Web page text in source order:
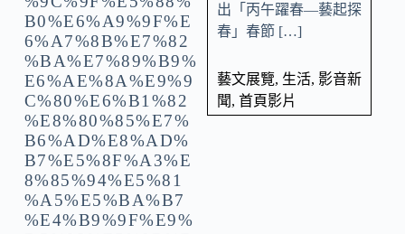
出「丙午躍春—藝起探
春」春節 […]
藝文展覽, 生活, 影音新
聞, 首頁影片